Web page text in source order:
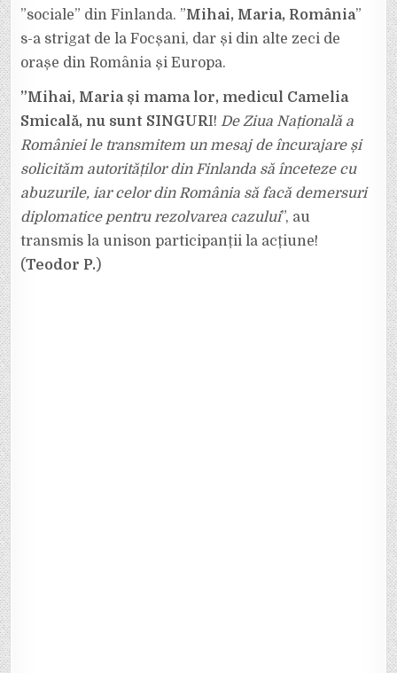
MARIA!
”sociale” din Finlanda. ”Mihai, Maria, România”
s-a strigat de la Focșani, dar și din alte zeci de
orașe din România și Europa.
”Mihai, Maria și mama lor, medicul Camelia
Smicală, nu sunt SINGURI! De Ziua Națională a
României le transmitem un mesaj de încurajare și
solicităm autorităților din Finlanda să înceteze cu
abuzurile, iar celor din România să facă demersuri
diplomatice pentru rezolvarea cazului”, au
transmis la unison participanții la acțiune!
(Teodor P.)